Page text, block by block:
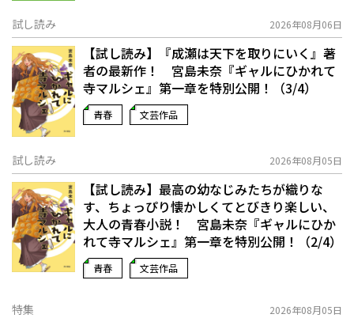
試し読み 2026年08月06日
【試し読み】『成瀬は天下を取りにいく』著
者の最新作！ 宮島未奈『ギャルにひかれて
寺マルシェ』第一章を特別公開！（3/4）
青春 文芸作品
試し読み 2026年08月05日
【試し読み】最高の幼なじみたちが織りな
す、ちょっぴり懐かしくてとびきり楽しい、
大人の青春小説！ 宮島未奈『ギャルにひか
れて寺マルシェ』第一章を特別公開！（2/4）
青春 文芸作品
特集 2026年08月05日